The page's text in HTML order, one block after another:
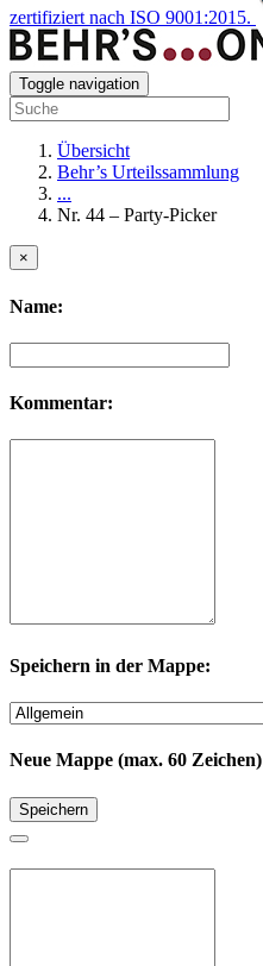
zertifiziert nach ISO 9001:2015.
Toggle navigation
Übersicht
Behr’s Urteilssammlung
...
Nr. 44 – Party-Picker
×
Name:
Kommentar:
Speichern in der Mappe:
Neue Mappe (max. 60 Zeichen)
Speichern